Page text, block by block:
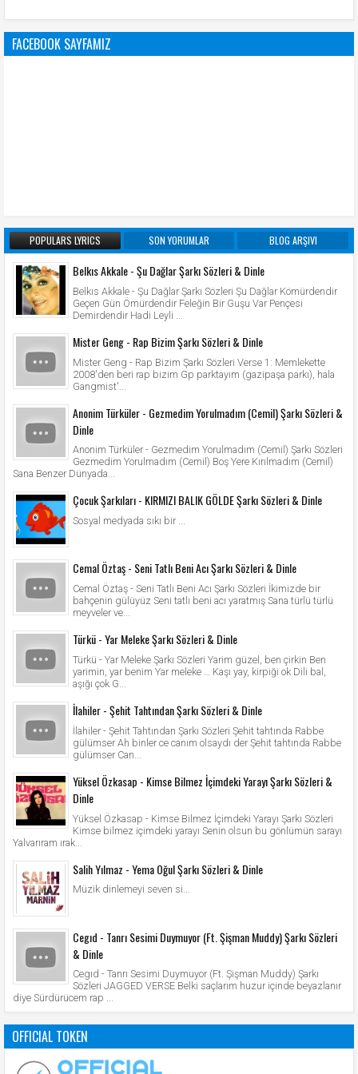
FACEBOOK SAYFAMIZ
POPULARS LYRICS SON YORUMLAR BLOG ARŞIVI
Belkıs Akkale - Şu Dağlar Şarkı Sözleri & Dinle
Belkıs Akkale - Şu Dağlar Şarkı Sözleri Şu Dağlar Kömürdendir
Geçen Gün Ömürdendir Feleğin Bir Guşu Var Pençesi
Demirdendir Hadi Leyli ...
Mister Geng - Rap Bizim Şarkı Sözleri & Dinle
Mister Geng - Rap Bizim Şarkı Sözleri Verse 1: Memlekette
2008'den beri rap bizim Gp parktayım (gazipaşa parkı), hala
Gangmist'...
Anonim Türküler - Gezmedim Yorulmadım (Cemil) Şarkı Sözleri &
Dinle
Anonim Türküler - Gezmedim Yorulmadım (Cemil) Şarkı Sözleri
Gezmedim Yorulmadım (Cemil) Boş Yere Kırılmadım (Cemil)
Sana Benzer Dünyada...
Çocuk Şarkıları - KIRMIZI BALIK GÖLDE Şarkı Sözleri & Dinle
Sosyal medyada sıkı bir ...
Cemal Öztaş - Seni Tatlı Beni Acı Şarkı Sözleri & Dinle
Cemal Öztaş - Seni Tatlı Beni Acı Şarkı Sözleri İkimizde bir
bahçenin gülüyüz Seni tatlı beni acı yaratmış Sana türlü türlü
meyveler ve...
Türkü - Yar Meleke Şarkı Sözleri & Dinle
Türkü - Yar Meleke Şarkı Sözleri Yarim güzel, ben çirkin Ben
yarimin, yar benim Yar meleke … Kaşı yay, kirpiği ok Dili bal,
aşığı çok G...
İlahiler - Şehit Tahtından Şarkı Sözleri & Dinle
İlahiler - Şehit Tahtından Şarkı Sözleri Şehit tahtında Rabbe
gülümser Ah binler ce canım olsaydı der Şehit tahtında Rabbe
gülümser Can...
Yüksel Özkasap - Kimse Bilmez İçimdeki Yarayı Şarkı Sözleri &
Dinle
Yüksel Özkasap - Kimse Bilmez İçimdeki Yarayı Şarkı Sözleri
Kimse bilmez içimdeki yarayı Senin olsun bu gönlümün sarayı
Yalvarıram ırak...
Salih Yılmaz - Yema Oğul Şarkı Sözleri & Dinle
Müzik dinlemeyi seven si...
Cegıd - Tanrı Sesimi Duymuyor (Ft. Şişman Muddy) Şarkı Sözleri
& Dinle
Cegıd - Tanrı Sesimi Duymuyor (Ft. Şişman Muddy) Şarkı
Sözleri JAGGED VERSE Belki saçlarım huzur içinde beyazlanır
diye Sürdürücem rap ...
OFFICIAL TOKEN